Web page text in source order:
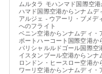
ムルタラ モハンマド国際空
ハマド国際空港からンナムデ
アルジェ - ウアーリ・ブメデ
へのフライト
ベニン空港からンナムディ・
ポートハーコート国際空港か
パリシャルルドゴール国際空
イスタンブール空港からンナ
ロンドン・ヒースロー空港か
ワーリ空港からンナムディ・